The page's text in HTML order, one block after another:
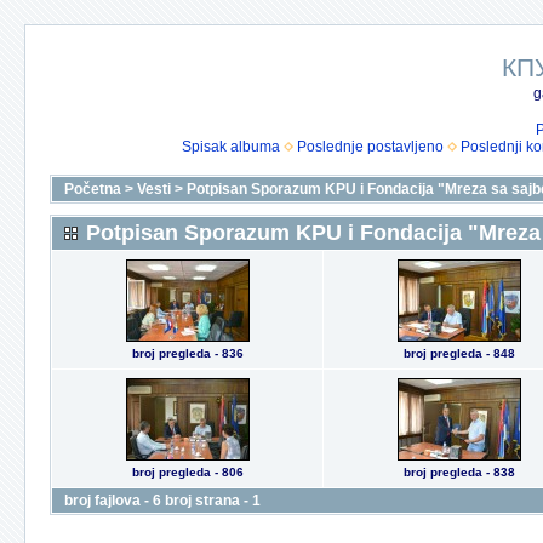
Spisak albuma
Poslednje postavljeno Poslednji
Početna > Vesti > Potpisan Sporazum KPU i Fondacija "Mreza sa
Potpisan Sporazum KPU i Fondacija
broj pregleda - 836 broj pregleda - 848
broj pregleda - 806 broj pregleda - 838
broj fajlova - 6 broj strana - 1